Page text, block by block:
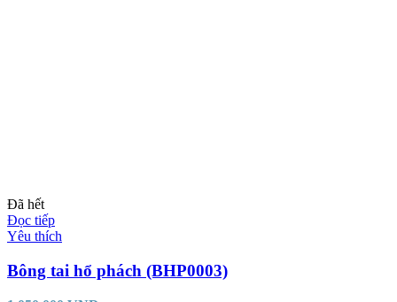
Đã hết
Đọc tiếp
Yêu thích
Bông tai hổ phách (BHP0003)